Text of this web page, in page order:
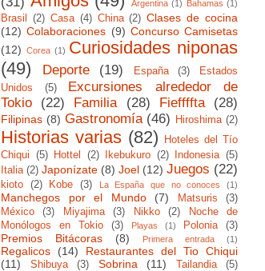
Argentina (1) Bahamas (1)
Brasil (2) Casa (4) China (2) Clases de cocina
(12) Colaboraciones (9) Concurso Camisetas
(12) Corea (1) Curiosidades niponas
(49)
Deporte (19) España (3)
Estados
Unidos
(5)
Excursiones alrededor de
Tokio
(22) Familia (28) Fieffffta (28)
Filipinas (8) Gastronomía (46) Hiroshima (2)
Historias varias (82)
Hoteles del Tío
Chiqui
(5) Hottel (2) Ikebukuro (2) Indonesia (5)
Italia (2) Japonízate (8) Joel (12) Juegos (22)
kioto (2) Kobe (3) La España que no conoces (1)
Manchegos por el Mundo (7) Matsuris
(3)
México
(3) Miyajima (3) Nikko (2)
Noche de
Monólogos en Tokio
(3) Playas (1) Polonia (3)
Premios Bitácoras (8) Primera entrada (1)
Regalicos (14)
Restaurantes del Tio Chiqui
(11)
Shibuya (3) Sobrina (11) Tailandia (5)